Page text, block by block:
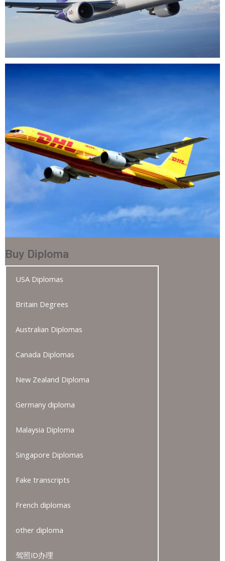
Buy Diploma
USA Diplomas
Britain Degrees
Australian Diplomas
Canada Diplomas
New Zealand Diploma
Germany diploma
Malaysia Diploma
Singapore Diplomas
Fake transcripts
French diplomas
other diploma
驾照ID办理